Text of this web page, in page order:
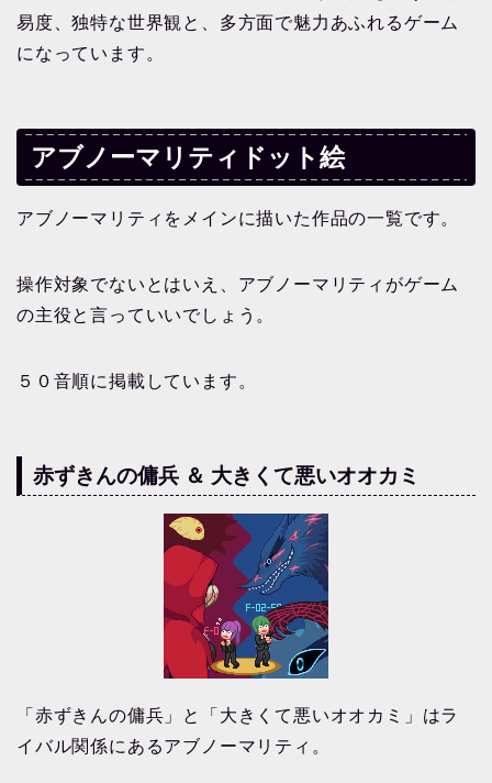
易度、独特な世界観と、多方面で魅力あふれるゲーム
になっています。
アブノーマリティドット絵
アブノーマリティをメインに描いた作品の一覧です。
操作対象でないとはいえ、アブノーマリティがゲーム
の主役と言っていいでしょう。
５０音順に掲載しています。
赤ずきんの傭兵 ＆ 大きくて悪いオオカミ
「赤ずきんの傭兵」と「大きくて悪いオオカミ」はラ
イバル関係にあるアブノーマリティ。